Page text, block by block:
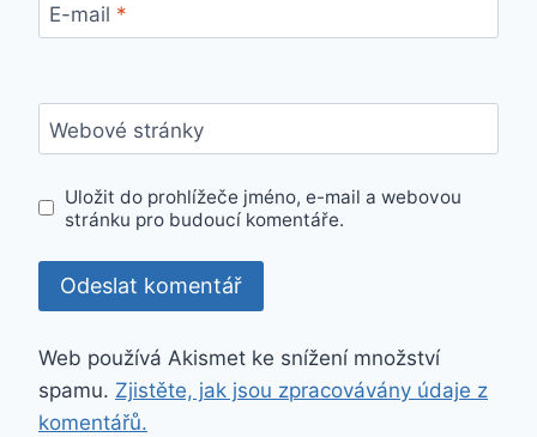
E-mail *
Webové stránky
Uložit do prohlížeče jméno, e-mail a webovou
stránku pro budoucí komentáře.
Web používá Akismet ke snížení množství
spamu. Zjistěte, jak jsou zpracovávány údaje z
komentářů.